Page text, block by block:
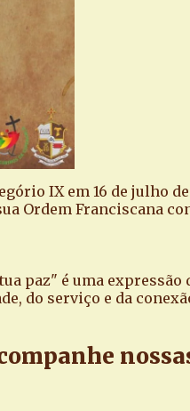
IX em 16 de julho
Ordem Franciscana
paz" é uma
do serviço e da